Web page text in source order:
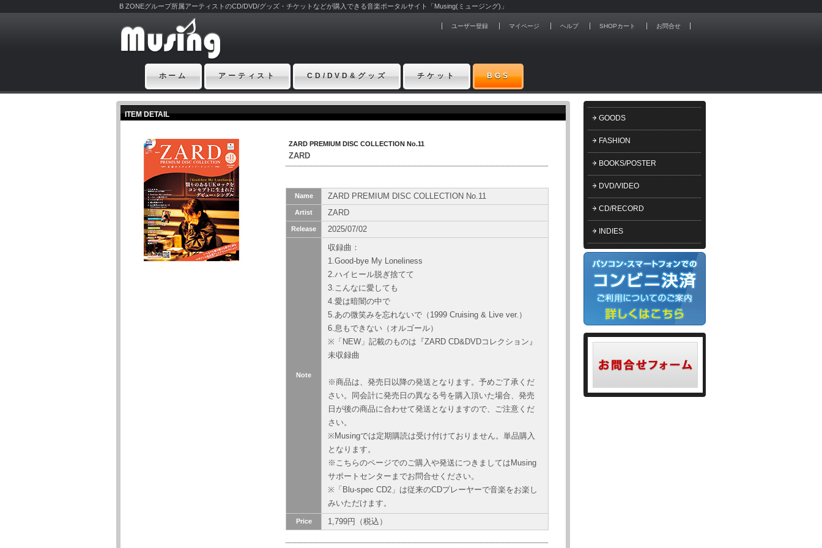
B ZONEグループ所属アーティストのCD/DVD/グッズ・チケットなどが購入できる音楽ポータルサイト「Musing(ミュージング)」
ユーザー登録 マイページ ヘルプ SHOPカート お問合せ
ホーム アーティスト CD/DVD&グッズ チケット BGS
GOODS
FASHION
BOOKS/POSTER
DVD/VIDEO
CD/RECORD
INDIES
ITEM DETAIL
ZARD PREMIUM DISC COLLECTION No.11
ZARD
Name ZARD PREMIUM DISC COLLECTION No.11
Artist ZARD
Release 2025/07/02
Note
収録曲：
1.Good-bye My Loneliness
2.ハイヒール脱ぎ捨てて
3.こんなに愛しても
4.愛は暗闇の中で
5.あの微笑みを忘れないで（1999 Cruising & Live ver.）
6.息もできない（オルゴール）
※「NEW」記載のものは『ZARD CD&DVDコレクション』
未収録曲
※商品は、発売日以降の発送となります。予めご了承くだ
さい。同会計に発売日の異なる号を購入頂いた場合、発売
日が後の商品に合わせて発送となりますので、ご注意くだ
さい。
※Musingでは定期購読は受け付けておりません。単品購入
となります。
※こちらのページでのご購入や発送につきましてはMusing
サポートセンターまでお問合せください。
※「Blu-spec CD2」は従来のCDプレーヤーで音楽をお楽し
みいただけます。
Price 1,799円（税込）